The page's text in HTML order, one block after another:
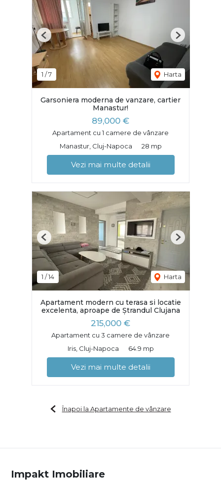
1 /7 Harta
Previous Next
Garsoniera moderna de vanzare, cartier
Manastur!
89,000 €
Apartament cu 1 camere de vânzare
Manastur, Cluj-Napoca
28 mp
Vezi mai multe detalii
1 /14 Harta
Previous Next
Apartament modern cu terasa si locatie
excelenta, aproape de Ștrandul Clujana
215,000 €
Apartament cu 3 camere de vânzare
Iris, Cluj-Napoca
64.9 mp
Vezi mai multe detalii
Înapoi la Apartamente de vânzare
Impakt Imobiliare